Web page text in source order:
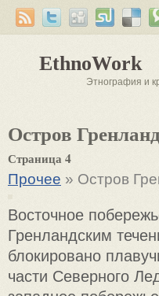
EthnoWork
Этнография и
Остров
Страница 4
Прочее » Остров
Восточное
Гренландским
блокировано
части Северного